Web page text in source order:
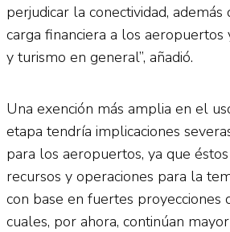
perjudicar la conectividad,
carga financiera a los aeropuertos
y turismo en general”, añadió.
Una exención más amplia en el
etapa tendría implicaciones
para los aeropuertos, ya que
recursos y operaciones para la
con base en fuertes proyecciones
cuales, por ahora, continúan